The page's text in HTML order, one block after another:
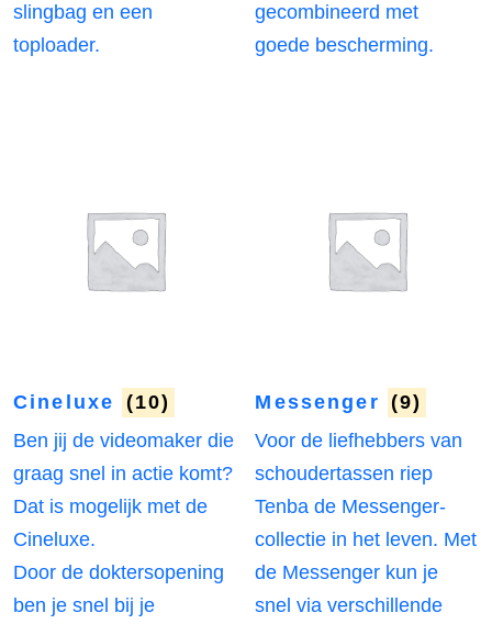
slingbag en een
toploader.
gecombineerd met
goede bescherming.
Cineluxe
(10)
Ben jij de videomaker die
graag snel in actie komt?
Dat is mogelijk met de
Cineluxe.
Door de doktersopening
ben je snel bij je
Messenger
(9)
Voor de liefhebbers van
schoudertassen riep
Tenba de Messenger-
collectie in het leven. Met
de Messenger kun je
snel via verschillende